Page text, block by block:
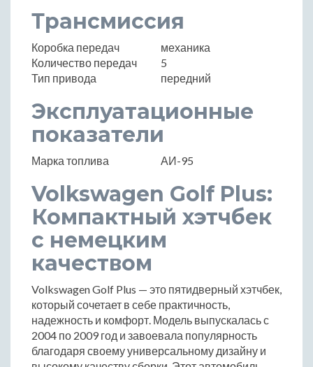
Трансмиссия
Коробка передач
механика
Количество передач
5
Тип привода
передний
Эксплуатационные
показатели
Марка топлива АИ-95
Volkswagen Golf Plus:
Компактный хэтчбек
с немецким
качеством
Volkswagen Golf Plus — это пятидверный хэтчбек,
который сочетает в себе практичность,
надежность и комфорт. Модель выпускалась с
2004 по 2009 год и завоевала популярность
благодаря своему универсальному дизайну и